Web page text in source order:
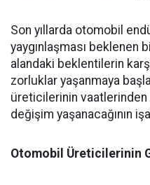
Son yıllarda otomobil
yaygınlaşması beklenen
alandaki beklentilerin
zorluklar yaşanmaya
üreticilerinin
değişim yaşanacağının
Otomobil Üreticilerinin